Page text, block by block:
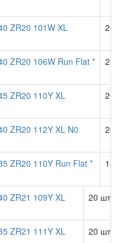
ZR20 101W XL
2
ZR20 106W Run Flat *
2
ZR20 110Y XL
20
ZR20 112Y XL N0
20
ZR20 110Y Run Flat *
12
ZR21 109Y XL
20 шт.
ZR21 111Y XL
20 шт.